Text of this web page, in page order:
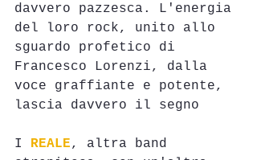
davvero pazzesca. L'energia
del loro rock, unito allo
sguardo profetico di
Francesco Lorenzi, dalla
voce graffiante e potente,
lascia davvero il segno
I REALE, altra band